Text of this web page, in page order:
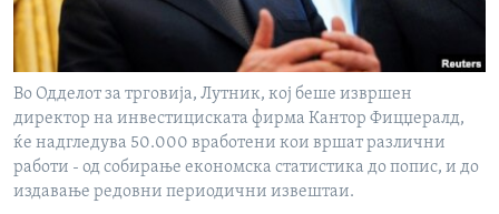
ИНТЕРВЈУА
Јазици
Во Одделот за трговија, Лутник, кој беше извршен
директор на инвестициската фирма Кантор Фицџералд,
ќе надгледува 50.000 вработени кои вршат различни
работи - од собирање економска статистика до попис, и до
издавање редовни периодични извештаи.